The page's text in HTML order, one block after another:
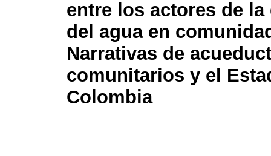
entre los actores de la
del agua en
Narrativas de
comunitarios y el
Colombia